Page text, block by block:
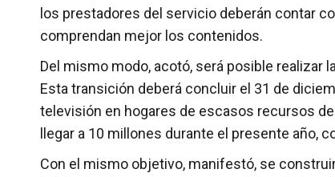
los prestadores del servicio deberán contar
comprendan mejor los contenidos.
Del mismo modo, acotó, será posible realizar
Esta transición deberá concluir el 31 de
televisión en hogares de escasos recursos
llegar a 10 millones durante el presente año,
Con el mismo objetivo, manifestó, se